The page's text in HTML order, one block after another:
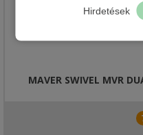
Hirdetések
MAVER SWIVEL MVR